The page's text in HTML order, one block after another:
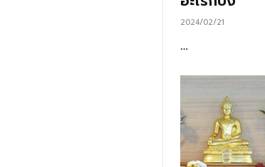
2024/02/21
…